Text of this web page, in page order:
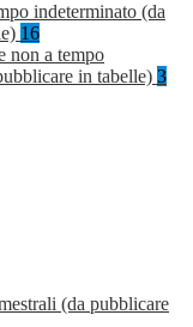
indeterminato (da
16
non a tempo
in tabelle) 3
(da pubblicare